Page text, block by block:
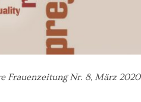
Frauenzeitung Nr. 8, März 2020